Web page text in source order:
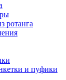
ротанга
и пуфики